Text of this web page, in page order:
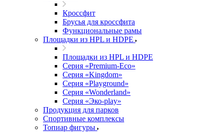
Кроссфит
Брусья для кроссфита
Функциональные рамы
Площадки из HPL и HDPE
Площадки из HPL и HDPE
Серия «Premium-Eco»
Серия «Kingdom»
Серия «Playground»
Серия «Wonderland»
Серия «Эко-play»
Продукция для парков
Спортивные комплексы
Топиар фигуры